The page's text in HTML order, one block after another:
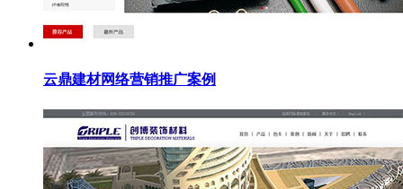
云鼎建材网络营销推广案例